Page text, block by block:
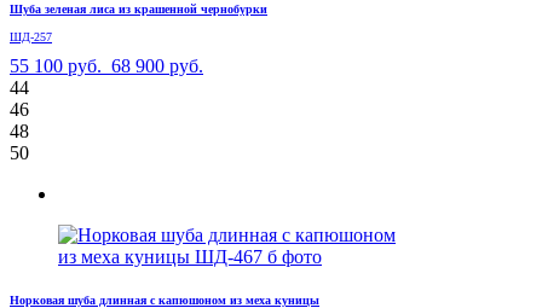
Шуба зеленая лиса из крашенной чернобурки
ШД-257
55 100 руб. 68 900 руб.
44
46
48
50
Норковая шуба длинная с капюшоном из меха куницы